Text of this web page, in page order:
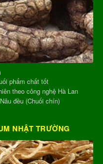
phẩm chất tốt
theo công nghệ Hà Lan
đều (Chuối chín)
NHẬT TRƯỜNG